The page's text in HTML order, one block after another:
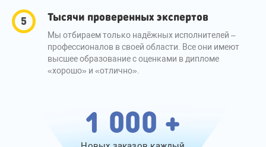
Тысячи проверенных экспертов
Мы отбираем только надёжных исполнителей –
профессионалов в своей области. Все они имеют
высшее образование с оценками в дипломе
«хорошо» и «отлично».
1 000 +